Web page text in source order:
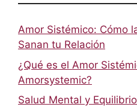
Amor Sistémico: Cómo
Sanan tu Relación
¿Qué es el Amor
Amorsystemic?
Salud Mental y